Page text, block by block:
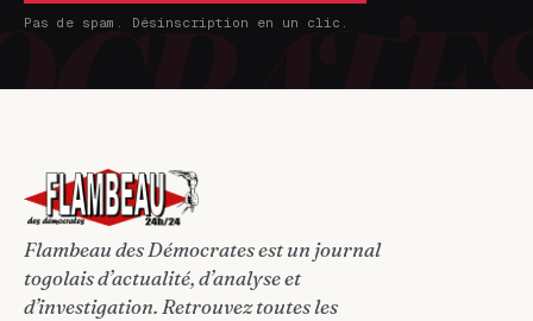
Pas de spam. Désinscription en un clic.
Flambeau des Démocrates est un journal
togolais d’actualité, d’analyse et
d’investigation. Retrouvez toutes les